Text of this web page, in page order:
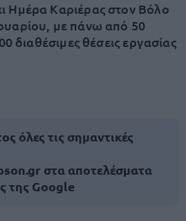
Ημέρα Καριέρας στον Βόλο
με πάνω από 50
διαθέσιμες θέσεις εργασίας
όλες τις σημαντικές
στα αποτελέσματα
της Google